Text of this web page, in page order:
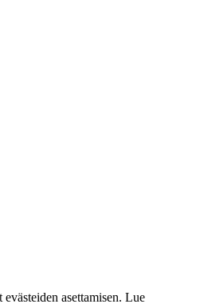
asettamisen. Lue